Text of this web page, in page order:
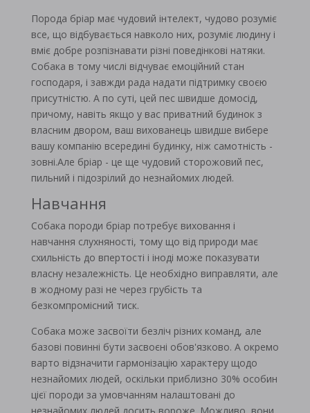
Порода бріар має чудовий інтелект, чудово розуміє
все, що відбувається навколо них, розуміє людину і
вміє добре розпізнавати різні поведінкові натяки.
Собака в тому числі відчуває емоційний стан
господаря, і завжди рада надати підтримку своєю
присутністю. А по суті, цей пес швидше домосід,
причому, навіть якщо у вас приватний будинок з
власним двором, ваш вихованець швидше вибере
вашу компанію всередині будинку, ніж самотність -
зовні.Але бріар - це ще чудовий сторожовий пес,
пильний і підозрілий до незнайомих людей.
Навчання
Собака породи бріар потребує виховання і
навчання слухняності, тому що від природи має
схильність до впертості і іноді може показувати
власну незалежність. Це необхідно виправляти, але
в жодному разі не через грубість та
безкомпромісний тиск.
Собака може засвоїти безліч різних команд, але
базові повинні бути засвоєні обов'язково. А окремо
варто відзначити гармонізацію характеру щодо
незнайомих людей, оскільки приблизно 30% особин
цієї породи за умовчанням налаштовані до